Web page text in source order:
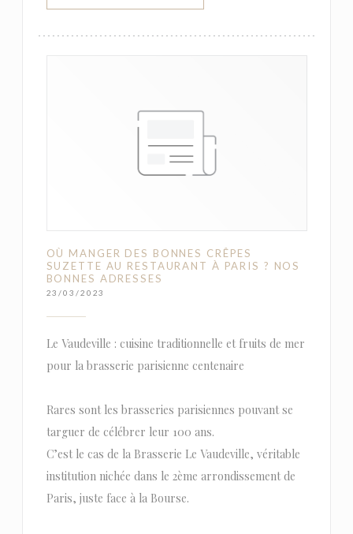
OÙ MANGER DES BONNES CRÊPES
SUZETTE AU RESTAURANT À PARIS ? NOS
BONNES ADRESSES
23/03/2023
Le Vaudeville : cuisine traditionnelle et fruits de mer
pour la brasserie parisienne centenaire
Rares sont les brasseries parisiennes pouvant se
targuer de célébrer leur 100 ans.
C’est le cas de la Brasserie Le Vaudeville, véritable
institution nichée dans le 2ème arrondissement de
Paris, juste face à la Bourse.